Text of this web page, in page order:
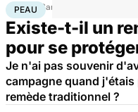
Accueil Santé
PEAU
Existe-t-il un
pour se
Je n'ai pas souvenir
campagne quand
remède traditionnel ?